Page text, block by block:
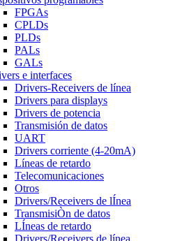
FPGAs
CPLDs
PLDs
PALs
GALs
e interfaces
Drivers-Receivers de línea
Drivers para displays
Drivers de potencia
Transmisión de datos
UART
Drivers corriente (4-20mA)
Líneas de retardo
Telecomunicaciones
Otros
Drivers/Receivers de lÍnea
TransmisiÒn de datos
LÍneas de retardo